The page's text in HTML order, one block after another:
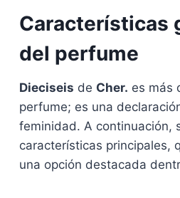
Características
del perfume
Dieciseis de Cher. es más
perfume; es una
feminidad. A continuación,
características principales,
una opción destacada